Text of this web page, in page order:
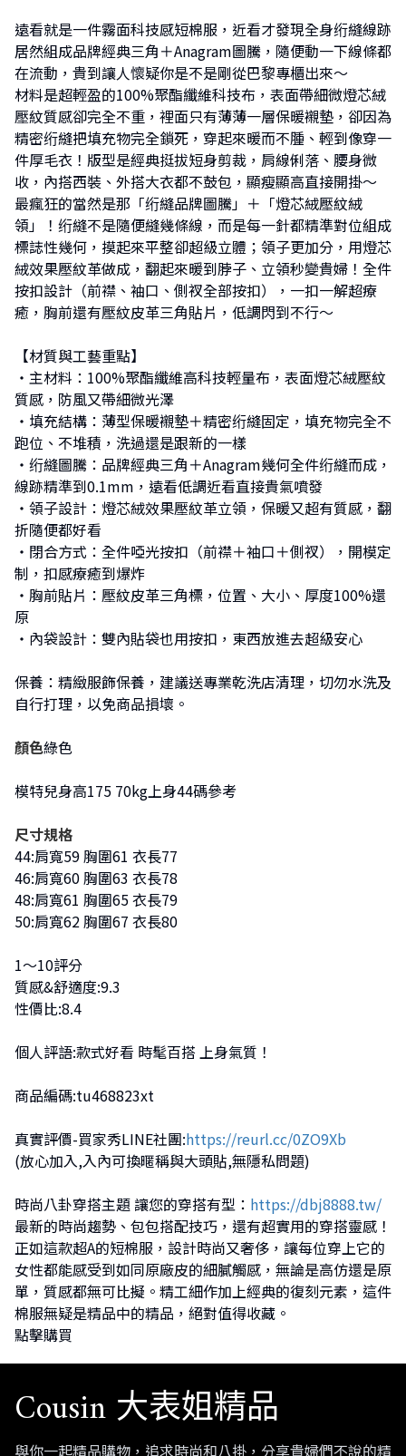
遠看就是一件霧面科技感短棉服，近看才發現全身绗縫線跡
居然組成品牌經典三角＋Anagram圖騰，隨便動一下線條都
在流動，貴到讓人懷疑你是不是剛從巴黎專櫃出來～
材料是超輕盈的100%聚酯纖維科技布，表面帶細微燈芯絨
壓紋質感卻完全不重，裡面只有薄薄一層保暖襯墊，卻因為
精密绗縫把填充物完全鎖死，穿起來暖而不腫、輕到像穿一
件厚毛衣！版型是經典挺拔短身剪裁，肩線俐落、腰身微
收，內搭西裝、外搭大衣都不鼓包，顯瘦顯高直接開掛～
最瘋狂的當然是那「绗縫品牌圖騰」＋「燈芯絨壓紋絨
領」！绗縫不是隨便縫幾條線，而是每一針都精準對位組成
標誌性幾何，摸起來平整卻超級立體；領子更加分，用燈芯
絨效果壓紋革做成，翻起來暖到脖子、立領秒變貴婦！全件
按扣設計（前襟、袖口、側衩全部按扣），一扣一解超療
癒，胸前還有壓紋皮革三角貼片，低調閃到不行～
【材質與工藝重點】
・主材料：100%聚酯纖維高科技輕量布，表面燈芯絨壓紋
質感，防風又帶細微光澤
・填充結構：薄型保暖襯墊＋精密绗縫固定，填充物完全不
跑位、不堆積，洗過還是跟新的一樣
・绗縫圖騰：品牌經典三角＋Anagram幾何全件绗縫而成，
線跡精準到0.1mm，遠看低調近看直接貴氣噴發
・領子設計：燈芯絨效果壓紋革立領，保暖又超有質感，翻
折隨便都好看
・閉合方式：全件啞光按扣（前襟＋袖口＋側衩），開模定
制，扣感療癒到爆炸
・胸前貼片：壓紋皮革三角標，位置、大小、厚度100%還
原
・內袋設計：雙內貼袋也用按扣，東西放進去超級安心
保養：精緻服飾保養，建議送專業乾洗店清理，切勿水洗及
自行打理，以免商品損壞。
顏色綠色
模特兒身高175 70kg上身44碼參考
尺寸規格
44:肩寬59 胸圍61 衣長77
46:肩寬60 胸圍63 衣長78
48:肩寬61 胸圍65 衣長79
50:肩寬62 胸圍67 衣長80
1～10評分
質感&舒適度:9.3
性價比:8.4
個人評語:款式好看 時髦百搭 上身氣質！
商品編碼:tu468823xt
真實評價-買家秀LINE社團:https://reurl.cc/0ZO9Xb
(放心加入,入內可換暱稱與大頭貼,無隱私問題)
時尚八卦穿搭主題 讓您的穿搭有型： https://dbj8888.tw/
最新的時尚趨勢、包包搭配技巧，還有超實用的穿搭靈感！
正如這款超A的短棉服，設計時尚又奢侈，讓每位穿上它的
女性都能感受到如同原廠皮的細膩觸感，無論是高仿還是原
單，質感都無可比擬。精工細作加上經典的復刻元素，這件
棉服無疑是精品中的精品，絕對值得收藏。
點擊購買
Cousin 大表姐精品
與你一起精品購物，追求時尚和八掛，分享貴婦們不說的精